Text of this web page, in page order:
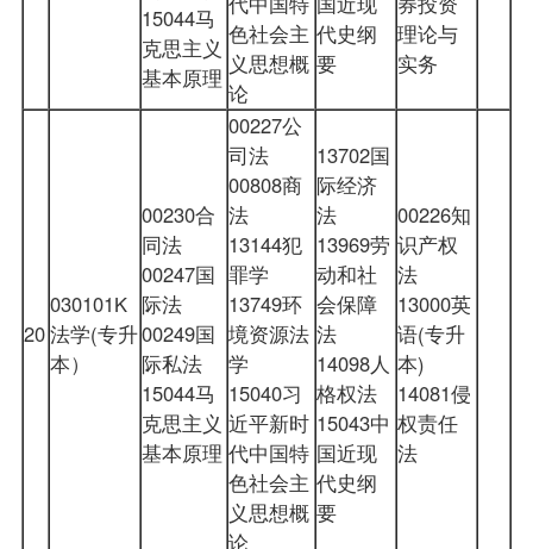
15044马
克思主义
基本原理
色社会主
义思想概
论
代史纲
要
理论与
实务
20
030101K
法学(专升
本）
00230合
同法
00247国
际法
00249国
际私法
15044马
克思主义
基本原理
00227公
司法
00808商
法
13144犯
罪学
13749环
境资源法
学
15040习
近平新时
代中国特
色社会主
义思想概
论
13702国
际经济
法
13969劳
动和社
会保障
法
14098人
格权法
15043中
国近现
代史纲
要
00226知
识产权
法
13000英
语(专升
本)
14081侵
权责任
法